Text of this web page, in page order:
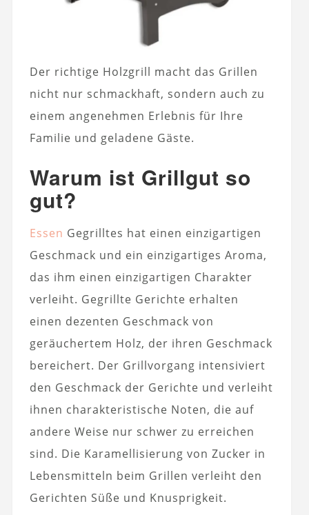
Der richtige Holzgrill macht das Grillen
nicht nur schmackhaft, sondern auch zu
einem angenehmen Erlebnis für Ihre
Familie und geladene Gäste.
Warum ist Grillgut so
gut?
Essen Gegrilltes hat einen einzigartigen
Geschmack und ein einzigartiges Aroma,
das ihm einen einzigartigen Charakter
verleiht. Gegrillte Gerichte erhalten
einen dezenten Geschmack von
geräuchertem Holz, der ihren Geschmack
bereichert. Der Grillvorgang intensiviert
den Geschmack der Gerichte und verleiht
ihnen charakteristische Noten, die auf
andere Weise nur schwer zu erreichen
sind. Die Karamellisierung von Zucker in
Lebensmitteln beim Grillen verleiht den
Gerichten Süße und Knusprigkeit.